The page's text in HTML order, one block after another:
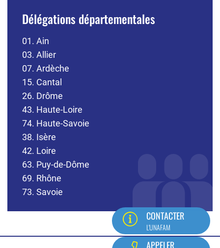
Délégations départementales
01. Ain
03. Allier
07. Ardèche
15. Cantal
26. Drôme
43. Haute-Loire
74. Haute-Savoie
38. Isère
42. Loire
63. Puy-de-Dôme
69. Rhône
73. Savoie
CONTACTER
L'UNAFAM
APPELER